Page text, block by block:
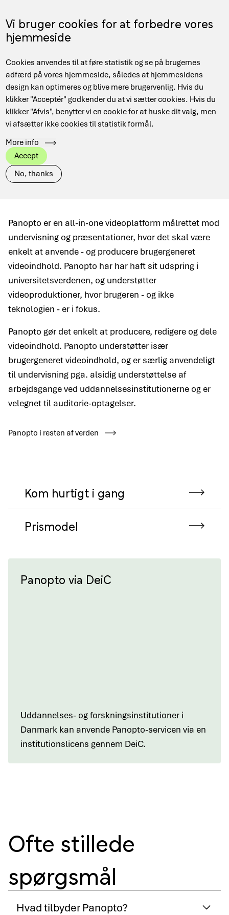
Vi bruger cookies for at forbedre vores
hjemmeside
Cookies anvendes til at føre statistik og se på brugernes
adfærd på vores hjemmeside, således at hjemmesidens
design kan optimeres og blive mere brugervenlig. Hvis du
klikker "Acceptér" godkender du at vi sætter cookies. Hvis du
klikker "Afvis", benytter vi en cookie for at huske dit valg, men
vi afsætter ikke cookies til statistik formål.
More info
Accept
No, thanks
til
hovedindhold
EN
Main
navigation
Brødkrumme
Hjem Forskningsnettet Panopto
Panopto
Panopto er en brugervenlig all-in-one
videoplatform til enkelt at producere,
Panopto er en all-in-one videoplatform målrettet mod
undervisning og præsentationer, hvor det skal være
enkelt at anvende - og producere brugergeneret
videoindhold. Panopto har har haft sit udspring i
universitetsverdenen, og understøtter
videoproduktioner, hvor brugeren - og ikke
teknologien - er i fokus.
Panopto gør det enkelt at producere, redigere og dele
videoindhold. Panopto understøtter især
brugergeneret videoindhold, og er særlig anvendeligt
til undervisning pga. alsidig understøttelse af
arbejdsgange ved uddannelsesinstitutionerne og er
velegnet til auditorie-optagelser.
Panopto i resten af verden
Kom hurtigt i gang
Prismodel
Panopto via DeiC
Uddannelses- og forskningsinstitutioner i
Danmark kan anvende Panopto-servicen via en
institutionslicens gennem DeiC.
Ofte stillede
spørgsmål
Hvad tilbyder Panopto?